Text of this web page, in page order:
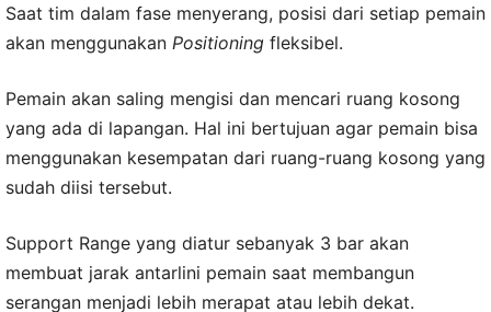
Saat tim dalam fase menyerang, posisi dari setiap pemain
akan menggunakan Positioning fleksibel.
Pemain akan saling mengisi dan mencari ruang kosong
yang ada di lapangan. Hal ini bertujuan agar pemain bisa
menggunakan kesempatan dari ruang-ruang kosong yang
sudah diisi tersebut.
Support Range yang diatur sebanyak 3 bar akan
membuat jarak antarlini pemain saat membangun
serangan menjadi lebih merapat atau lebih dekat.